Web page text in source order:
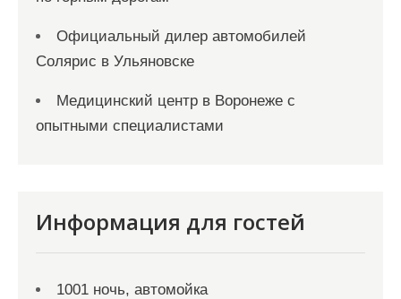
Официальный дилер автомобилей
Солярис в Ульяновске
Медицинский центр в Воронеже с
опытными специалистами
Информация для гостей
1001 ночь, автомойка